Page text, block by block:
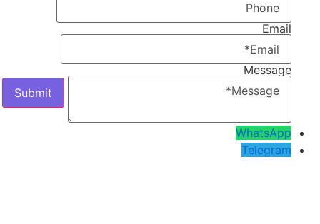
Email
Message
WhatsApp
Telegram